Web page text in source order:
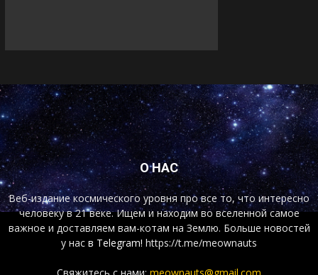
О НАС
Веб-издание космического уровня про все то, что интересно
человеку в 21 веке. Ищем и находим во вселенной самое
важное и доставляем вам-котам на Землю. Больше новостей
у нас в Telegram! https://t.me/meownauts